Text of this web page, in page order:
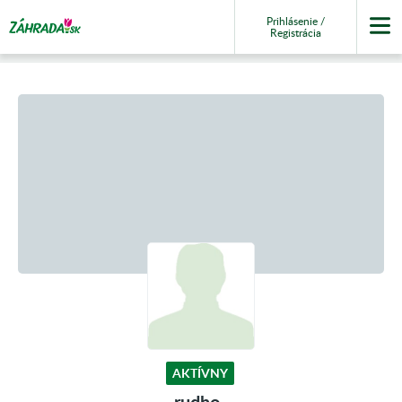
Prihlásenie /
Registrácia
AKTÍVNY